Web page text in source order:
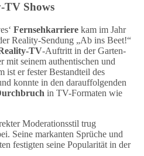
TV Shows
Fernsehkarriere kam im Jahr
Reality-Sendung „Ab ins Beet!“
TV-Auftritt in der Garten-
mit seinem authentischen und
ist er fester Bestandteil des
konnte in den darauffolgenden
in TV-Formaten wie
Moderationsstil trug
Seine markanten Sprüche und
festigten seine Popularität in der